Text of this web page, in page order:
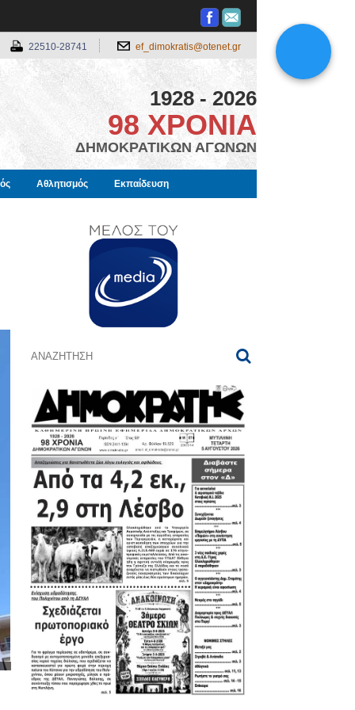
22510-28741 ef_dimokratis@otenet.gr
1928 - 2026
98 ΧΡΟΝΙΑ
ΔΗΜΟΚΡΑΤΙΚΩΝ ΑΓΩΝΩΝ
Αθλητισμός Εκπαίδευση